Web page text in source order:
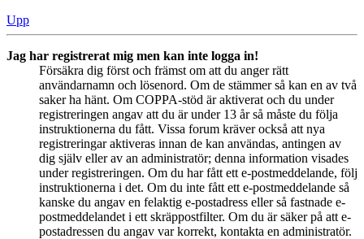
Upp
Jag har registrerat mig men kan inte logga in!
Försäkra dig först och främst om att du anger rätt
användarnamn och lösenord. Om de stämmer så kan en av två
saker ha hänt. Om COPPA-stöd är aktiverat och du under
registreringen angav att du är under 13 år så måste du följa
instruktionerna du fått. Vissa forum kräver också att nya
registreringar aktiveras innan de kan användas, antingen av
dig själv eller av an administratör; denna information visades
under registreringen. Om du har fått ett e-postmeddelande, följ
instruktionerna i det. Om du inte fått ett e-postmeddelande så
kanske du angav en felaktig e-postadress eller så fastnade e-
postmeddelandet i ett skräppostfilter. Om du är säker på att e-
postadressen du angav var korrekt, kontakta en administratör.